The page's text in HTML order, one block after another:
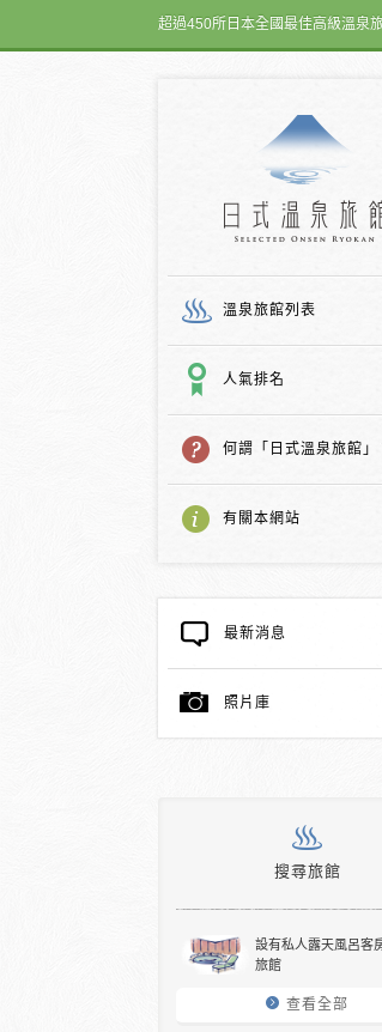
超過450所日本全國最佳高級溫泉
溫泉旅館列表
人氣排名
何謂「日式溫泉旅館」
有關本網站
最新消息
照片庫
搜尋旅館
設有私人露天風呂客
旅館
查看全部